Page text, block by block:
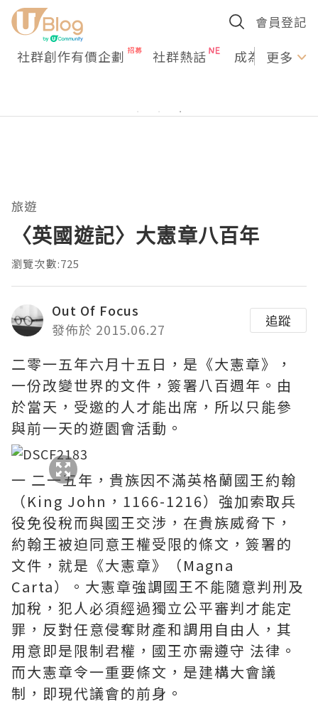
會員登記
社群創作有價企劃 社群熱話 成為U更多
旅遊
〈英國遊記〉大憲章八百年
瀏覽次數:725
Out Of Focus
發佈於 2015.06.27
追蹤
二零一五年六月十五日，是《大憲章》，
一份改變世界的文件，簽署八百週年。由
於當天，受邀的人才能出席，所以只能參
與前一天的遊園會活動。
一 二一五年，貴族因不滿英格蘭國王約翰
（King John，1166-1216）強加索取兵
役免役稅而與國王交涉，在貴族威脅下，
約翰王被迫同意王權受限的條文，簽署的
文件，就是《大憲章》（Magna
Carta）。大憲章強調國王不能隨意判刑及
加稅，犯人必須經過獨立公平審判才能定
罪，反對任意侵奪財產和調用自由人，其
用意即是限制君權，國王亦需遵守 法律。
而大憲章令一重要條文，是建構大會議
制，即現代議會的前身。